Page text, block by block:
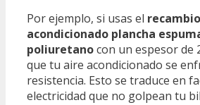
Por ejemplo, si usas el
acondicionado plancha
poliuretanocon un espesor de
que tu aire acondicionado se
resistencia. Esto se traduce en
electricidad que no golpean tu